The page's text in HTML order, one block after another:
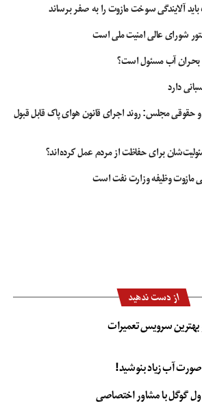
آلایندگی سوخت مازوت را به صفر برساند
شورای عالی امنیت ملی است
بحران آب مسئول است؟
دارد
مجلس: روند اجرای قانون هوای پاک قابل قبول
برای حفاظت از مردم عمل کرده‌اند؟
مازوت وظیفه وزارت نفت است
از دست ندهید
بهترین سرویس تعمیرات
آب زیاد بنوشید!
گوگل با مشاور اختصاصی